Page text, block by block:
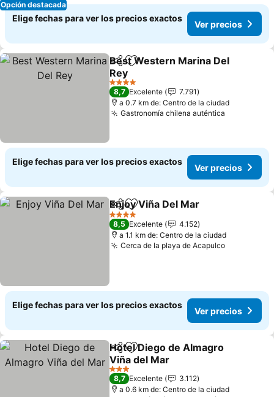
Opción destacada
Elige fechas para ver los precios exactos
Ver precios
CompartirAgregar a favoritos
Best Western Marina Del
Rey
Ver precios
4 Estrellas
8,7 Excelente
7.791
a 0.7 km de: Centro de la ciudad
Gastronomía chilena auténtica
Elige fechas para ver los precios exactos
Ver precios
CompartirAgregar a favoritos
Enjoy Viña Del Mar
4 Estrellas
8,5 Excelente
4.152
a 1.1 km de: Centro de la ciudad
Cerca de la playa de AcapulcoVer
Elige fechas para ver los precios exactos
Ver precios
CompartirAgregar a favoritos
Hotel Diego de Almagro
Viña del Mar
Ver precios
3 Estrellas
8,7 Excelente
3.112
a 0.6 km de: Centro de la ciudad